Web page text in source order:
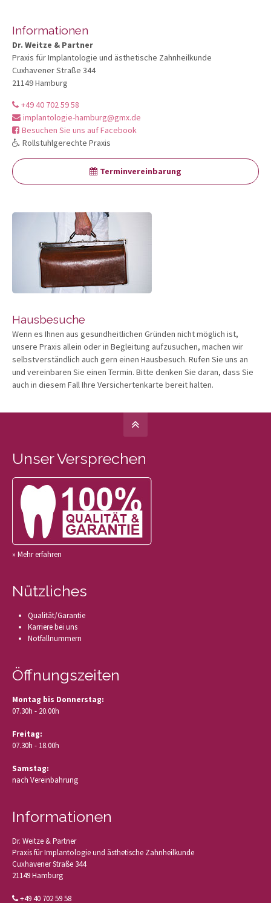
Informationen
Dr. Weitze & Partner
Praxis für Implantologie und ästhetische Zahnheilkunde
Cuxhavener Straße 344
21149 Hamburg
+49 40 702 59 58
implantologie-hamburg@gmx.de
Besuchen Sie uns auf Facebook
Rollstuhlgerechte Praxis
Terminvereinbarung
Hausbesuche
Wenn es Ihnen aus gesundheitlichen Gründen nicht möglich ist,
unsere Praxis allein oder in Begleitung aufzusuchen, machen wir
selbstverständlich auch gern einen Hausbesuch. Rufen Sie uns an
und vereinbaren Sie einen Termin. Bitte denken Sie daran, dass Sie
auch in diesem Fall Ihre Versichertenkarte bereit halten.
Unser Versprechen
» Mehr erfahren
Nützliches
Qualität/Garantie
Karriere bei uns
Notfallnummern
Öffnungszeiten
Montag bis Donnerstag:
07.30h - 20.00h
Freitag:
07.30h - 18.00h
Samstag:
nach Vereinbahrung
Informationen
Dr. Weitze & Partner
Praxis für Implantologie und ästhetische Zahnheilkunde
Cuxhavener Straße 344
21149 Hamburg
+49 40 702 59 58